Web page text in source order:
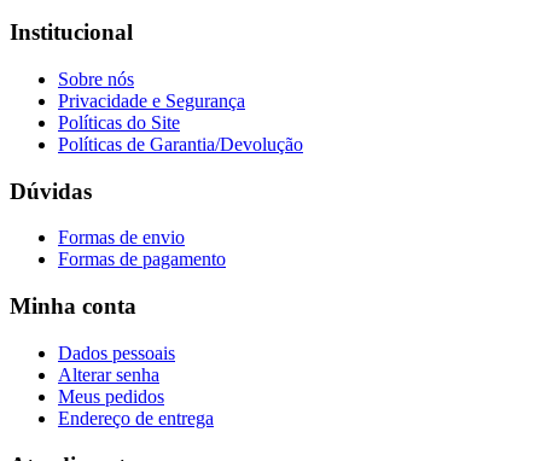
Institucional
Sobre nós
Privacidade e Segurança
Políticas do Site
Políticas de Garantia/Devolução
Dúvidas
Formas de envio
Formas de pagamento
Minha conta
Dados pessoais
Alterar senha
Meus pedidos
Endereço de entrega